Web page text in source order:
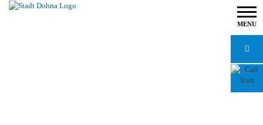
MENU